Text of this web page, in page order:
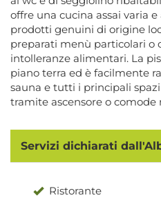
offre una cucina assai varia
prodotti genuini di origine
preparati menù particolari o
intolleranze alimentari. La
piano terra ed è facilmente
sauna e tutti i principali
tramite ascensore o comode
Servizi dichiarati
Ristorante